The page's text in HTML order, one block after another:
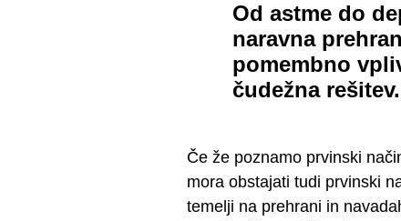
Od astme do
naravna
pomembno
čudežna rešitev.
Če že poznamo prvinski
mora obstajati tudi prvinski
temelji na prehrani in